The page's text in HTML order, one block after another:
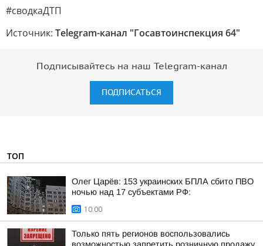
#сводкаДТП
Источник: Telegram-канал "Госавтоинспекция 64"
Подписывайтесь на наш Telegram-канал
ПОДПИСАТЬСЯ
ТОП
Олег Царёв: 153 украинских БПЛА сбито ПВО
ночью над 17 субъектами РФ:
10:00
Только пять регионов воспользовались